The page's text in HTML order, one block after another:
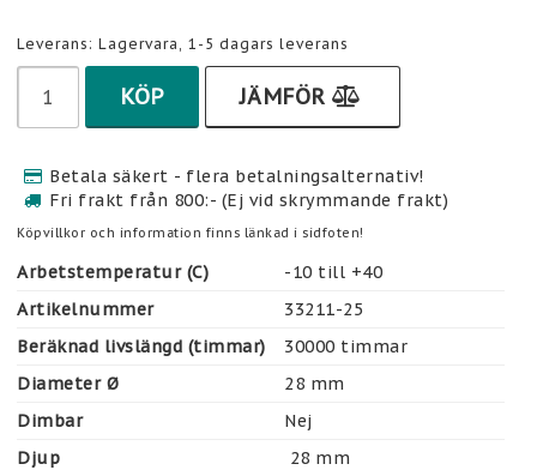
Leverans: Lagervara, 1-5 dagars leverans
KÖP JÄMFÖR
Betala säkert - flera betalningsalternativ!
Fri frakt från 800:- (Ej vid skrymmande frakt)
Köpvillkor och information finns länkad i sidfoten!
Arbetstemperatur (C)
-10 till +40
Artikelnummer
33211-25
Beräknad livslängd (timmar)
30000 timmar
Diameter Ø
28 mm
Dimbar
Nej
Djup
28 mm